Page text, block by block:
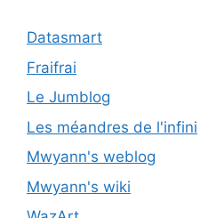
Datasmart
Fraifrai
Le Jumblog
Les méandres de l'infini
Mwyann's weblog
Mwyann's wiki